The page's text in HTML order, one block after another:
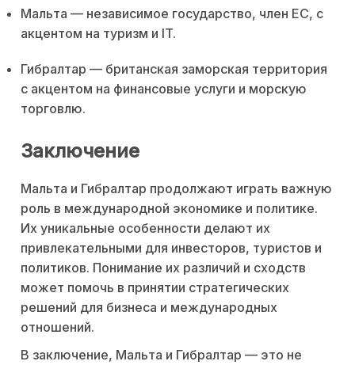
Мальта — независимое государство, член ЕС, с
акцентом на туризм и IT.
Гибралтар — британская заморская территория
с акцентом на финансовые услуги и морскую
торговлю.
Заключение
Мальта и Гибралтар продолжают играть важную
роль в международной экономике и политике.
Их уникальные особенности делают их
привлекательными для инвесторов, туристов и
политиков. Понимание их различий и сходств
может помочь в принятии стратегических
решений для бизнеса и международных
отношений.
В заключение, Мальта и Гибралтар — это не